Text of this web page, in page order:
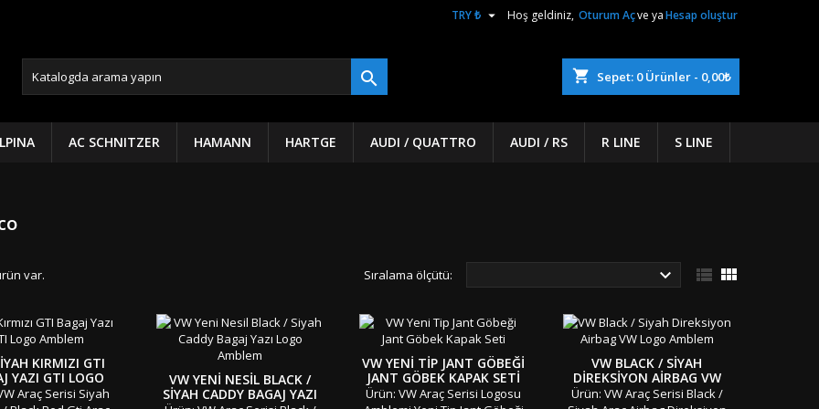
Hoş geldiniz, Oturum Açve yaHesap oluştur
TRY ₺ 
shopping_cart Sepet: 0Ürünler - 0,00₺

AC SCHNITZER HAMANN HARTGE AUDI / QUATTRO AUDI / RS R LINE S LINE
var. Sıralama ölçütü:   
KIRMIZI GTI
YAZI GTI LOGO
AMBLEM
Araç Serisi Siyah
VW YENI NESIL BLACK /
SIYAH CADDY BAGAJ YAZI
VW YENI TIP JANT GÖBEĞI
JANT GÖBEK KAPAK SETI
Ürün: VW Araç Serisi Logosu
VW BLACK / SIYAH
DIREKSIYON AIRBAG VW
LOGO AMBLEM
Ürün: VW Araç Serisi Black /